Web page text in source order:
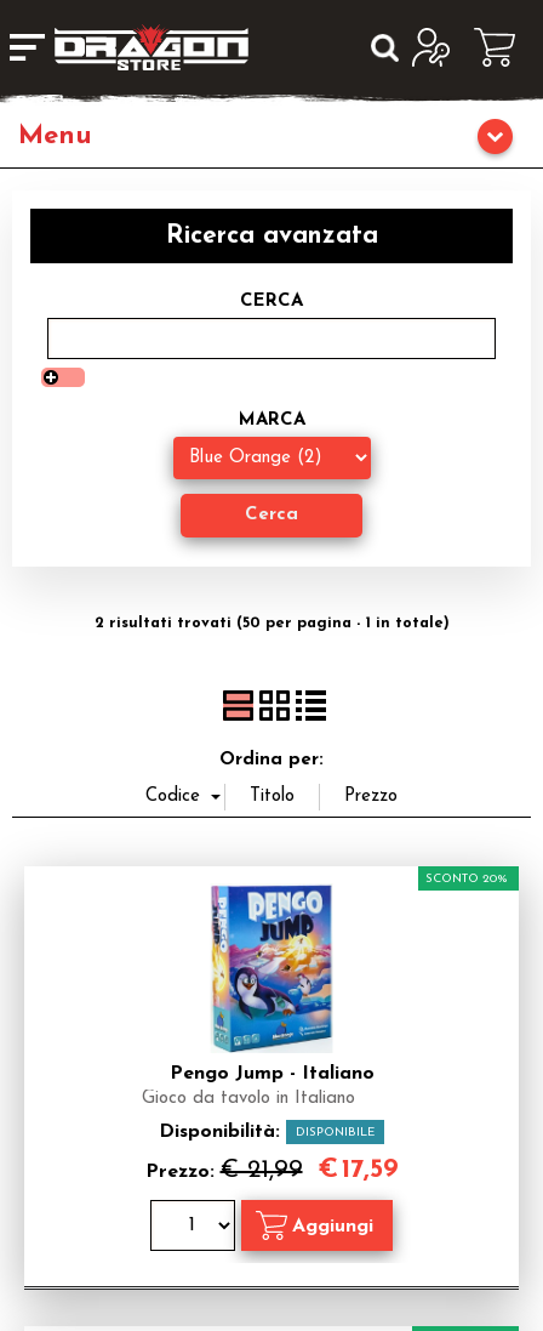
Giochi di Ruolo
Librigame
Editoria
Giochi di Carte Collezionabili
Accessori
Ricerca avanzata
CERCA
MARCA
2 risultati trovati (50 per pagina - 1 in totale)
Ordina per:
Pengo Jump - Italiano
Gioco da tavolo in Italiano
Disponibilità: DISPONIBILE
Prezzo:€ 21,99
SCONTO 20%
€17,59